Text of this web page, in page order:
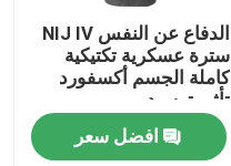
الدفاع عن النفس NIJ IV
سترة عسكرية تكتيكية
كاملة الجسم أكسفورد
تأثير توسيد
افضل سعر